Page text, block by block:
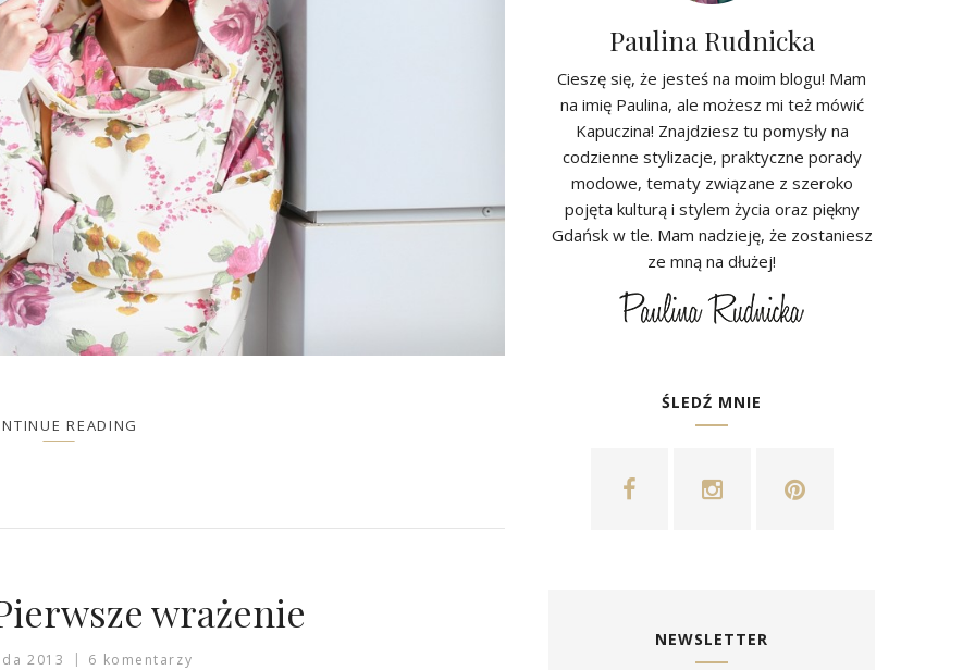
READING
wrażenie
2013 6 komentarzy
Paulina Rudnicka
Cieszę się, że jesteś na moim blogu! Mam
na imię Paulina, ale możesz mi też mówić
Kapuczina! Znajdziesz tu pomysły na
codzienne stylizacje, praktyczne porady
modowe, tematy związane z szeroko
pojęta kulturą i stylem życia oraz piękny
Gdańsk w tle. Mam nadzieję, że zostaniesz
ze mną na dłużej!
ŚLEDŹ MNIE
NEWSLETTER